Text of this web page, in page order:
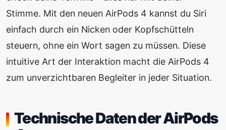
Stimme. Mit den neuen AirPods 4 kannst du Siri
einfach durch ein Nicken oder Kopfschütteln
steuern, ohne ein Wort sagen zu müssen. Diese
intuitive Art der Interaktion macht die AirPods 4
zum unverzichtbaren Begleiter in jeder Situation.
Technische Daten der AirPods